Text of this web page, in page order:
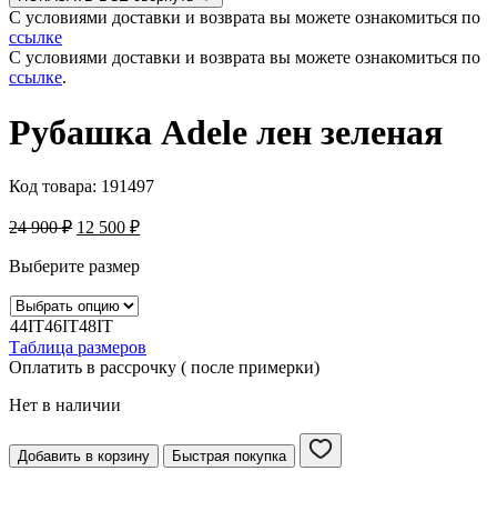
С условиями доставки и возврата вы можете ознакомиться по
ссылке
С условиями доставки и возврата вы можете ознакомиться по
ссылке.
Рубашка Adele лен зеленая
Код товара: 191497
24 900₽ 12 500 ₽
Выберите размер
44IT46IT48IT
Таблица размеров
Оплатить в рассрочку ( после примерки)
Нет в наличии
Добавить в корзину Быстрая покупка